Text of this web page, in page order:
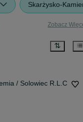
Skarżysko-
Zobacz
/ Solowiec R.L.C